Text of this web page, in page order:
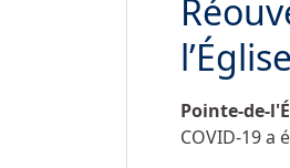
Pointe-de-
COVID-19 a